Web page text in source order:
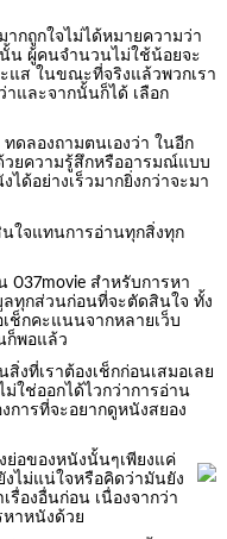
กถูกใจไม่ได้หมายความว่า
น ผู้คนจำนวนไม่ใช้น้อยจะ
แส ในขณะที่จริงแล้วพวกเรา
าและจากนั้นก็ได้ เลือก
ดลองถามตนเองว่า ในอีก
วยความรู้สึกหรืออารมณ์แบบ
ด้อย่างเร็วมากยิ่งกว่าจะมา
ใจแทนการอ่านทุกสิ่งทุก
037movie สำหรับการหา
ลทุกส่วนก่อนที่จะตัดสินใจ ทั้ง
ช็กคะแนนจากหลายเว็บ
ก็พอแล้ว
งที่เราต้องเช็กก่อนเสมอเลย
ใช่ออกได้ไวกว่าการอ่าน
การที่จะอยากดูหนังสยอง
ย่อของหนังนั้นๆเพียงแค่
ไม่แน่ใจหรือคิดว่ามันยัง
รื่องอื่นก่อน เนื่องจากว่า
หาหนังด้วย